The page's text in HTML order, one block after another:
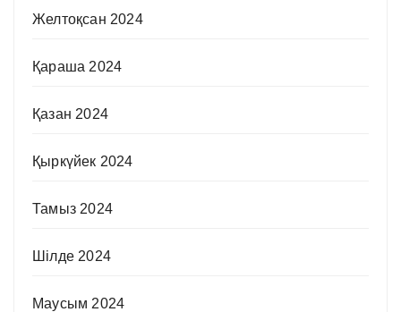
Желтоқсан 2024
Қараша 2024
Қазан 2024
Қыркүйек 2024
Тамыз 2024
Шілде 2024
Маусым 2024